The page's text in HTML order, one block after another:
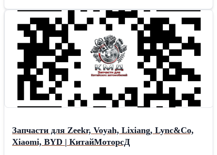
Запчасти для Zeekr, Voyah, Lixiang, Lync&Co,
Xiaomi, BYD | КитайМоторсД